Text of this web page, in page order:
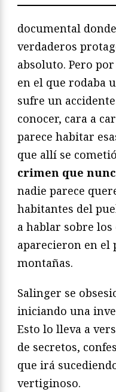
documental
verdaderos
absoluto. Pero
en el que rodaba
sufre un
conocer, cara a
parece habitar
que allí se
crimen que
nadie parece
habitantes del
a hablar sobre los
aparecieron en el
montañas.
Salinger se
iniciando una
Esto lo lleva a
de secretos,
que irá
vertiginoso.